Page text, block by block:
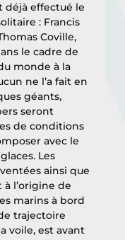
déjà effectué le
: Francis
Coville,
le cadre de
monde à la
ne l’a fait en
géants,
seront
de conditions
avec le
Les
ainsi que
l’origine de
marins à bord
trajectoire
voile, est avant